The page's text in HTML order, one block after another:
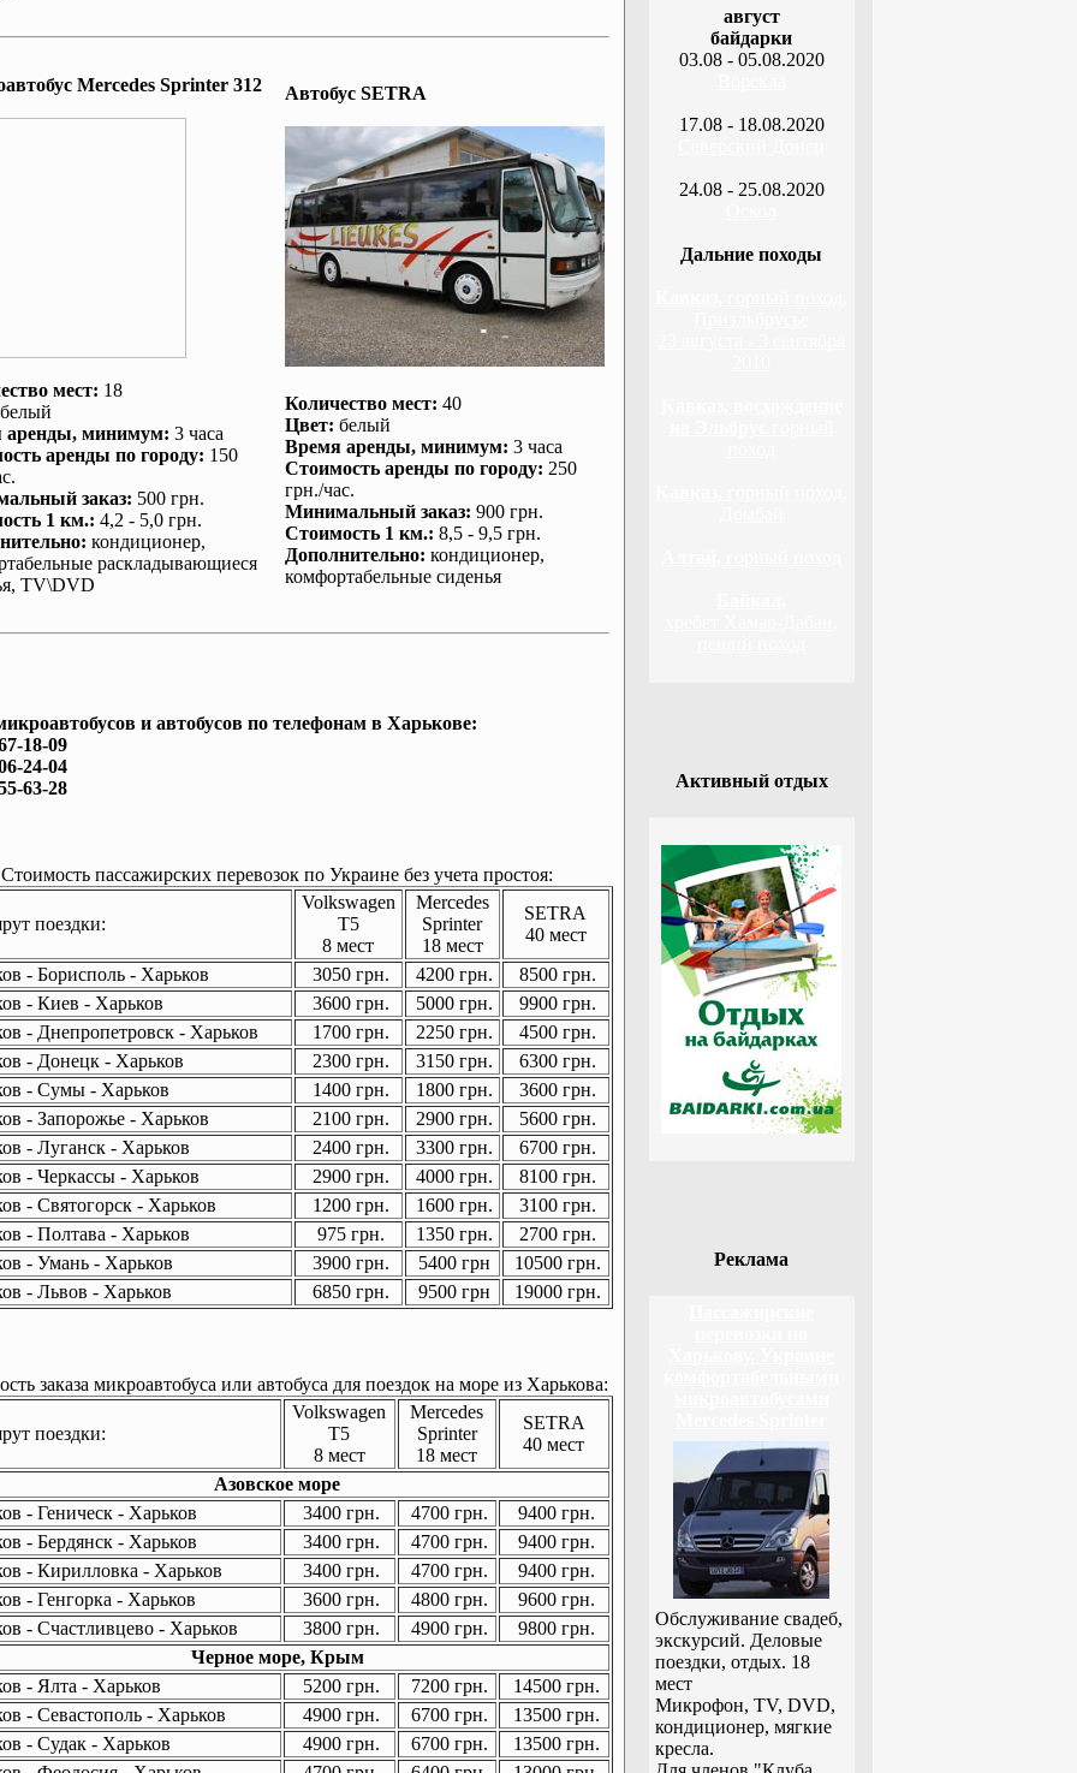
Mеrcedes Sprinter 312
мест: 18
белый
аренды, минимум: 3 часа
аренды по городу: 150
заказ: 500 грн.
1 км.: 4,2 - 5,0 грн.
: кондиционер,
раскладывающиеся
TV\DVD
Автобус SETRA
Количество мест: 40
Цвет: белый
Время аренды, минимум: 3 часа
Стоимость аренды по городу: 250
грн./час.
Минимальный заказ: 900 грн.
Стоимость 1 км.: 8,5 - 9,5 грн.
Дополнительно: кондиционер,
комфортабельные сиденья
и автобусов по телефонам в Харькове:
18-09
24-04
63-28
Стоимость пассажирских перевозок по Украине без учета простоя:
поездки:
Volkswagen
T5
8 мест
Mercedes
Sprinter
18 мест
SETRA
40 мест
- Борисполь - Харьков
3050 грн. 4200 грн.
8500 грн.
- Киев - Харьков
3600 грн. 5000 грн.
9900 грн.
- Днепропетровск - Харьков
1700 грн. 2250 грн.
4500 грн.
- Донецк - Харьков
2300 грн. 3150 грн.
6300 грн.
- Сумы - Харьков
1400 грн. 1800 грн.
3600 грн.
- Запорожье - Харьков
2100 грн. 2900 грн.
5600 грн.
- Луганск - Харьков
2400 грн. 3300 грн.
6700 грн.
- Черкассы - Харьков
2900 грн. 4000 грн.
8100 грн.
- Святогорск - Харьков
1200 грн. 1600 грн.
3100 грн.
- Полтава - Харьков
975 грн. 1350 грн.
2700 грн.
- Умань - Харьков
3900 грн. 5400 грн
10500 грн.
- Львов - Харьков
6850 грн. 9500 грн 19000 грн.
заказа микроавтобуса или автобуса для поездок на море из Харькова:
поездки:
Volkswagen
T5
8 мест
Mercedes
Sprinter
18 мест
SETRA
40 мест
Азовское море
- Геническ - Харьков
3400 грн. 4700 грн.
9400 грн.
- Бердянск - Харьков
3400 грн. 4700 грн.
9400 грн.
- Кирилловка - Харьков
3400 грн. 4700 грн.
9400 грн.
- Генгорка - Харьков
3600 грн. 4800 грн.
9600 грн.
- Счастливцево - Харьков
3800 грн. 4900 грн.
9800 грн.
Черное море, Крым
- Ялта - Харьков
5200 грн. 7200 грн.
14500 грн.
- Севастополь - Харьков
4900 грн. 6700 грн.
13500 грн.
- Судак - Харьков
4900 грн. 6700 грн.
13500 грн.
август
байдарки
03.08 - 05.08.2020
17.08 - 18.08.2020
24.08 - 25.08.2020
Дальние походы
Активный отдых
Реклама
Обслуживание свадеб,
экскурсий. Деловые
поездки, отдых. 18
мест
Микрофон, TV, DVD,
кондиционер, мягкие
кресла.